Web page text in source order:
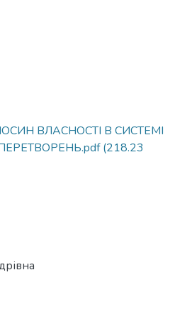
ВЛАСНОСТІ В СИСТЕМІ
(218.23